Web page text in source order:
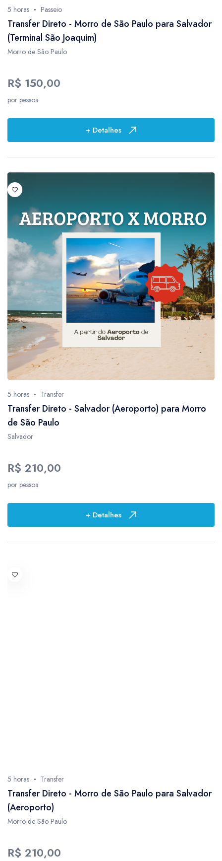
5 horas Passeio
Transfer Direto - Morro de São Paulo para Salvador
(Terminal São Joaquim)
Morro de São Paulo
R$ 150,00
por pessoa
+ Detalhes
5 horas Transfer
Transfer Direto - Salvador (Aeroporto) para Morro
de São Paulo
Salvador
R$ 210,00
por pessoa
+ Detalhes
5 horas Transfer
Transfer Direto - Morro de São Paulo para Salvador
(Aeroporto)
Morro de São Paulo
R$ 210,00